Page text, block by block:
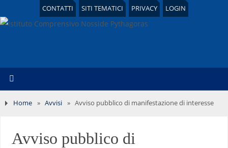
CONTATTI SITI TEMATICI PRIVACY LOGIN
Home » Avvisi » Avviso pubblico di manifestazione di interesse
Avviso pubblico di